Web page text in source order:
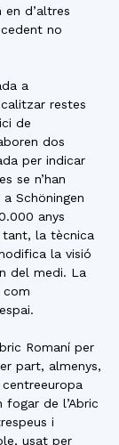
d’altres
no
a
restes
de
dos
per indicar
se n’han
Schöningen
anys
tant, la tècnica
la visió
del medi. La
com
Romaní per
part, almenys,
de l’Abric
i
usat per